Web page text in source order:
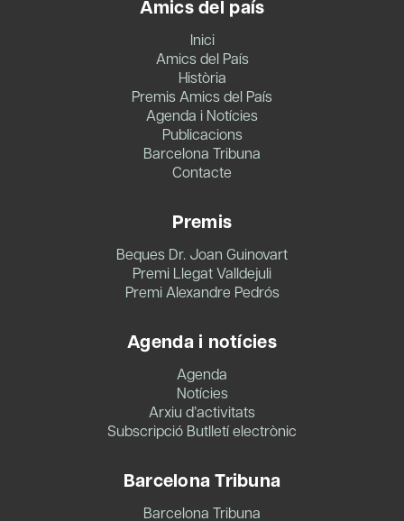
Amics del país
Inici
Amics del País
Història
Premis Amics del País
Agenda i Notícies
Publicacions
Barcelona Tribuna
Contacte
Premis
Beques Dr. Joan Guinovart
Premi Llegat Valldejuli
Premi Alexandre Pedrós
Agenda i notícies
Agenda
Notícies
Arxiu d’activitats
Subscripció Butlletí electrònic
Barcelona Tribuna
Barcelona Tribuna